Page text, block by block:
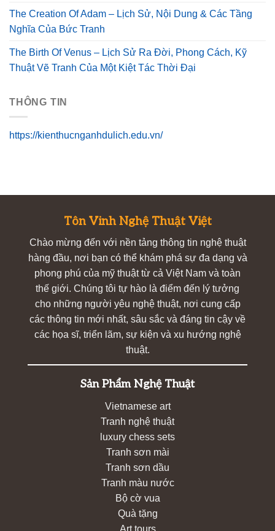
The Creation Of Adam – Lịch Sử, Nội Dung & Các Tầng
Nghĩa Của Bức Tranh
The Birth Of Venus – Lịch Sử Ra Đời, Phong Cách, Kỹ
Thuật Vẽ Tranh Của Một Kiệt Tác Thời Đại
THÔNG TIN
https://kienthucnganhdulich.edu.vn/
Tôn Vinh Nghệ Thuật Việt
Chào mừng đến với nền tảng thông tin nghệ thuật
hàng đầu, nơi bạn có thể khám phá sự đa dạng và
phong phú của mỹ thuật từ cả Việt Nam và toàn
thế giới. Chúng tôi tự hào là điểm đến lý tưởng
cho những người yêu nghệ thuật, nơi cung cấp
các thông tin mới nhất, sâu sắc và đáng tin cậy về
các họa sĩ, triển lãm, sự kiện và xu hướng nghệ
thuật.
Sản Phẩm Nghệ Thuật
Vietnamese art
Tranh nghệ thuật
luxury chess sets
Tranh sơn mài
Tranh sơn dầu
Tranh màu nước
Bộ cờ vua
Quà tặng
Art tours